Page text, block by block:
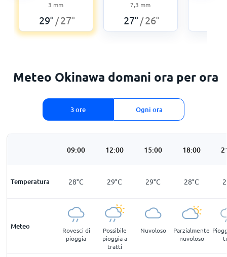
3 mm
29° /27°
7,3 mm
27° /26°
Meteo Okinawa domani ora per ora
3 ore Ogni ora
09:00 12:00 15:00 18:00
Temperatura
27°C 28°C 29°C 29°C 28°C
MeteoPossibile
Rovesci di
pioggia
Possibile
pioggia a
tratti
Nuvoloso
Parzialmente
nuvoloso